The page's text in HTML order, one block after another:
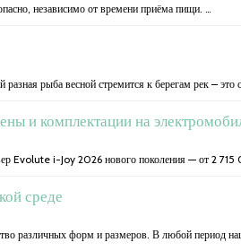
независимо от времени приёма пищи. …
рыба весной стремится к берегам рек – это
и комплектации на
Evolute i-Joy 2026 нового поколения — от 2 715
среде
различных форм и размеров. В любой период